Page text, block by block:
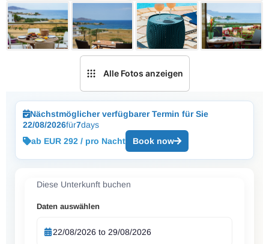
Alle Fotos anzeigen
Nächstmöglicher verfügbarer Termin für Sie
22/08/2026für7days
ab EUR 292 / pro Nacht
Book now
Diese Unterkunft buchen
Daten auswählen